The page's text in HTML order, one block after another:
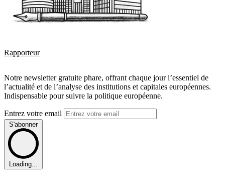
Rapporteur
Notre newsletter gratuite phare, offrant chaque jour l’essentiel de
l’actualité et de l’analyse des institutions et capitales européennes.
Indispensable pour suivre la politique européenne.
Entrez votre email
S'abonner
Loading...